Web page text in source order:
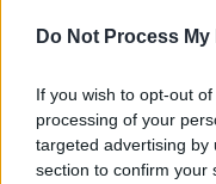
Do Not Process
If you wish to opt-out
processing of your
targeted advertising by
section to confirm your
craiovenilor au avut
ultime 6 partide au